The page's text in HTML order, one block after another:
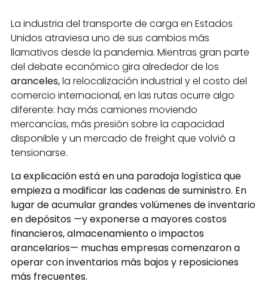
La industria del transporte de carga en Estados
Unidos atraviesa uno de sus cambios más
llamativos desde la pandemia. Mientras gran parte
del debate económico gira alrededor de los
aranceles,la relocalización industrial y el costo del
comercio internacional, en las rutas ocurre algo
diferente: hay más camiones moviendo
mercancías, más presión sobre la capacidad
disponible y un mercado de freight que volvió a
tensionarse.
La explicación está en una paradoja logística que
empieza a modificar las cadenas de suministro. En
lugar de acumular grandes volúmenes de inventario
en depósitos —y exponerse a mayores costos
financieros, almacenamiento o impactos
arancelarios— muchas empresas comenzaron a
operar con inventarios más bajos y reposiciones
más frecuentes.